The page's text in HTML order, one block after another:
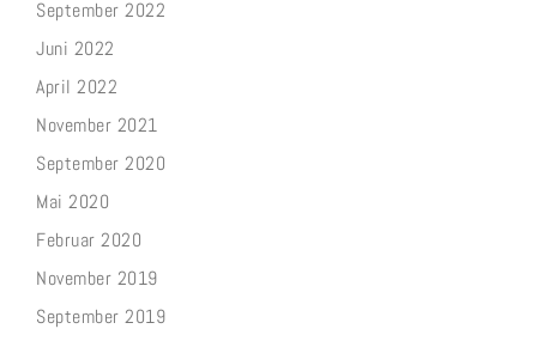
September 2022
Juni 2022
April 2022
November 2021
September 2020
Mai 2020
Februar 2020
November 2019
September 2019